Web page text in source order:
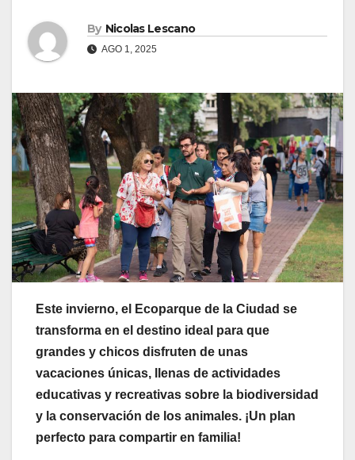
By Nicolas Lescano
AGO 1, 2025
Este invierno, el Ecoparque de la Ciudad se
transforma en el destino ideal para que
grandes y chicos disfruten de unas
vacaciones únicas, llenas de actividades
educativas y recreativas sobre la biodiversidad
y la conservación de los animales. ¡Un plan
perfecto para compartir en familia!